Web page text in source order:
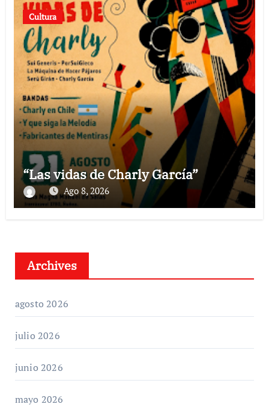
Cultura
“Las vidas de Charly García”
Ago 8, 2026
Archives
agosto 2026
julio 2026
junio 2026
mayo 2026